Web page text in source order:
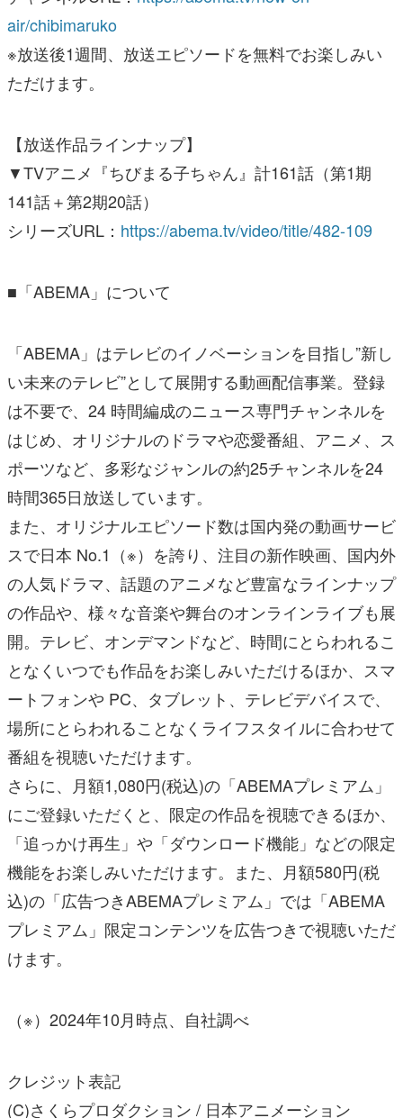
air/chibimaruko
※放送後1週間、放送エピソードを無料でお楽しみい
ただけます。
【放送作品ラインナップ】
▼TVアニメ『ちびまる子ちゃん』計161話（第1期
141話＋第2期20話）
シリーズURL： https://abema.tv/video/title/482-109
■「ABEMA」について
「ABEMA」はテレビのイノベーションを目指し”新し
い未来のテレビ”として展開する動画配信事業。登録
は不要で、24 時間編成のニュース専門チャンネルを
はじめ、オリジナルのドラマや恋愛番組、アニメ、ス
ポーツなど、多彩なジャンルの約25チャンネルを24
時間365日放送しています。
また、オリジナルエピソード数は国内発の動画サービ
スで日本 No.1（※）を誇り、注目の新作映画、国内外
の人気ドラマ、話題のアニメなど豊富なラインナップ
の作品や、様々な音楽や舞台のオンラインライブも展
開。テレビ、オンデマンドなど、時間にとらわれるこ
となくいつでも作品をお楽しみいただけるほか、スマ
ートフォンや PC、タブレット、テレビデバイスで、
場所にとらわれることなくライフスタイルに合わせて
番組を視聴いただけます。
さらに、月額1,080円(税込)の「ABEMAプレミアム」
にご登録いただくと、限定の作品を視聴できるほか、
「追っかけ再生」や「ダウンロード機能」などの限定
機能をお楽しみいただけます。また、月額580円(税
込)の「広告つきABEMAプレミアム」では「ABEMA
プレミアム」限定コンテンツを広告つきで視聴いただ
けます。
（※）2024年10月時点、自社調べ
クレジット表記
(C)さくらプロダクション / 日本アニメーション